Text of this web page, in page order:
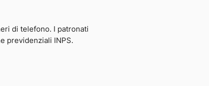
di telefono. I patronati
previdenziali INPS.